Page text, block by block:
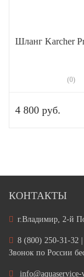
Шланг Karcher
(0)
4 800 руб.
КОНТАКТЫ
г.Владимир, 2-й
8 (800) 250-31-32
Звонок по России